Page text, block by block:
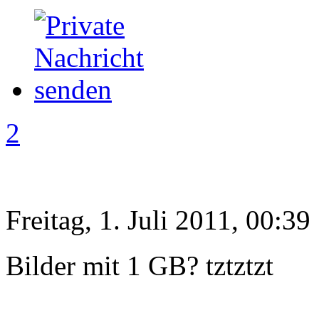
2
Freitag, 1. Juli 2011, 00:39
Bilder mit 1 GB? tztztzt